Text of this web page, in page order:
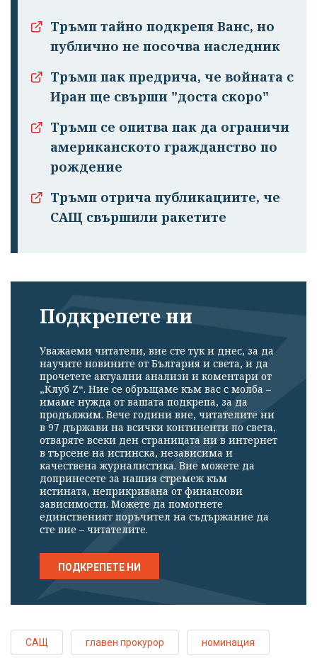
Тръмп тайно подкрепя Ванс, но
публично не посочва наследник
Тръмп пак предрича, че войната с
Иран ще свърши "доста скоро"
Тръмп се опитва пак да ограничи
американското гражданство по
рождение
Тръмп отрича публикациите, че
САЩ свършили ракетите
Подкрепете ни
Уважаеми читатели, вие сте тук и днес, за да
научите новините от България и света, и да
прочетете актуални анализи и коментари от
„Клуб Z“. Ние се обръщаме към вас с молба –
имаме нужда от вашата подкрепа, за да
продължим. Вече години вие, читателите ни
в 97 държави на всички континенти по света,
отваряте всеки ден страницата ни в интернет
в търсене на истинска, независима и
качествена журналистика. Вие можете да
допринесете за нашия стремеж към
истината, неприкривана от финансови
зависимости. Можете да помогнете
единственият поръчител на съдържание да
сте вие – читателите.
ПОДКРЕПЕТЕ НИ
САЩ главен прокурор номинация